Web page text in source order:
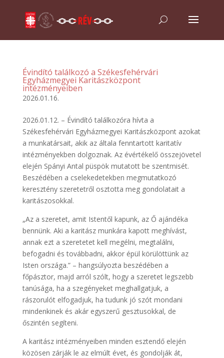
Évindító találkozó a Székesfehérvári
Egyházmegyei Karitászközpont
intézményeiben
2026.01.16.
2026.01.12. – Évindító találkozóra hívta a
Székesfehérvári Egyházmegyei Karitászközpont azokat
a munkatársait, akik az általa fenntartott karitatív
intézményekben dolgoznak. Az évértékelő összejövetel
elején Spányi Antal püspök mutatott be szentmisét.
Beszédében a cselekedetekben megmutatkozó
keresztény szeretetről osztotta meg gondolatait a
karitászosokkal.
„Az a szeretet, amit Istentől kapunk, az Ő ajándéka
bennünk. Aki a karitász munkára kapott meghívást,
annak ezt a szeretetet kell megélni, megtalálni,
befogadni és továbbadni, akkor épül körülöttünk az
Isten országa.” – hangsúlyozta beszédében a
főpásztor, majd arról szólt, hogy a szeretet legszebb
tanúsága, ha a szegényeket meghallgatjuk, a
rászorulót elfogadjuk, ha tudunk jó szót mondani
mindenkinek és akár egyszerű gesztusokkal, de
őszintén segíteni.
A karitász intézményeiben minden esztendő elején
közösen zárják le az elmúlt évet, és gondolják át,